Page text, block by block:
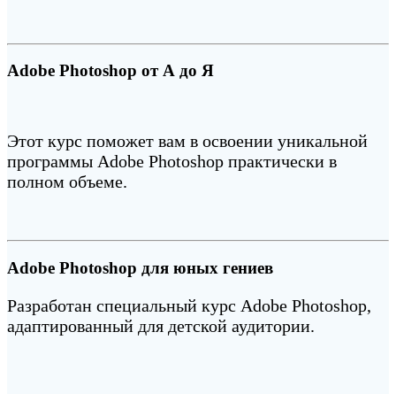
Adobe Photoshop от А до Я
Этот курс поможет вам в освоении уникальной
программы Adobe Photoshop практически в
полном объеме.
Adobe Photoshop для юных гениев
Разработан специальный курс Adobe Photoshop,
адаптированный для детской аудитории.